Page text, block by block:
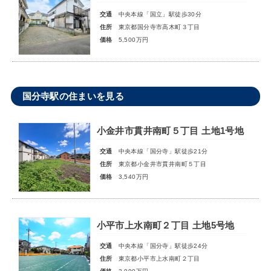
交通
中央本線「国立」駅徒歩30分
住所
東京都国分寺市高木町３丁目
価格
5,500万円
国分寺駅の住まいを見る
小金井市貫井南町５丁目 土地1号地
交通
中央本線「国分寺」駅徒歩21分
住所
東京都小金井市貫井南町５丁目
価格
3,540万円
小平市上水南町２丁目 土地5号地
交通
中央本線「国分寺」駅徒歩24分
住所
東京都小平市上水南町２丁目